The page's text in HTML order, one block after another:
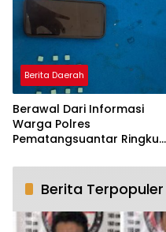
Berita Daerah
Berawal Dari Informasi
Warga Polres
Pematangsuantar Ringkus
Butir Exstasi
Berita Terpopuler